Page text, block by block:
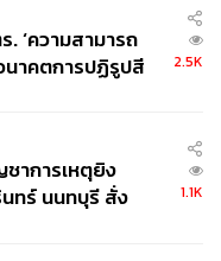
‘ความสามารถ
นาคตการปฏิรูปสี
2.5K
าการเหตุยิง
ทร์ นนทบุรี สั่ง
1.1K